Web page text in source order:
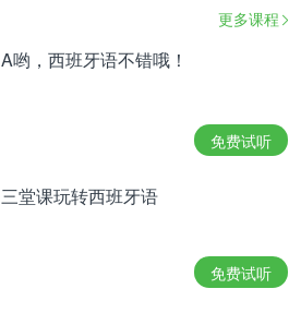
更多课程
A哟，西班牙语不错哦！
免费试听
三堂课玩转西班牙语
免费试听